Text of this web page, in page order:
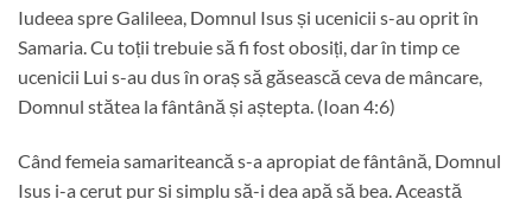
Iudeea spre Galileea, Domnul Isus și ucenicii s-au oprit în
Samaria. Cu toții trebuie să fi fost obosiți, dar în timp ce
ucenicii Lui s-au dus în oraș să găsească ceva de mâncare,
Domnul stătea la fântână și aștepta. (Ioan 4:6)
Când femeia samariteancă s-a apropiat de fântână, Domnul
Isus i-a cerut pur și simplu să-i dea apă să bea. Această